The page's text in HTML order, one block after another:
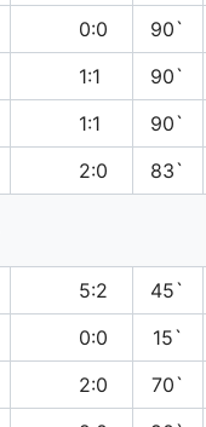
0:0
90`
1:1
90`
1:1
90`
2:0 83`
5:2 45`
0:0 15`
2:0 70`